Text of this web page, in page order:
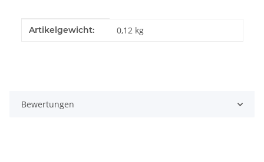
Produkteigenschaft
Wert
Artikelgewicht: 0,12 kg
Bewertungen